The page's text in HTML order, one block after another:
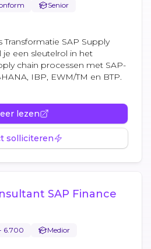
Senior
Transformatie SAP Supply
je een sleutelrol in het
chain processen met SAP-
IBP, EWM/TM en BTP.
lezen
solliciteren
SAP Finance
6.700
Medior